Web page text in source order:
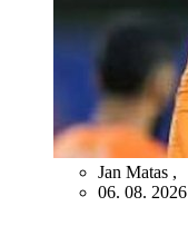
Jan Matas ,
06. 08. 2026